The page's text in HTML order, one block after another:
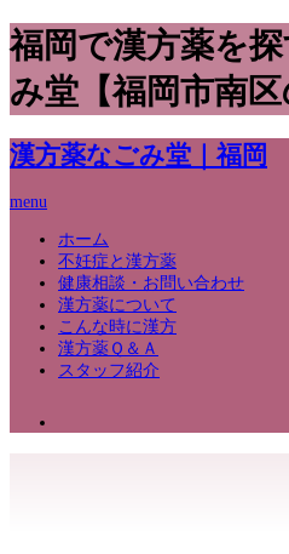
福岡で漢方薬を
み堂【福岡市南区
漢方薬なごみ堂｜福岡
menu
ホーム
不妊症と漢方薬
健康相談・お問い合わせ
漢方薬について
こんな時に漢方
漢方薬Ｑ＆Ａ
スタッフ紹介